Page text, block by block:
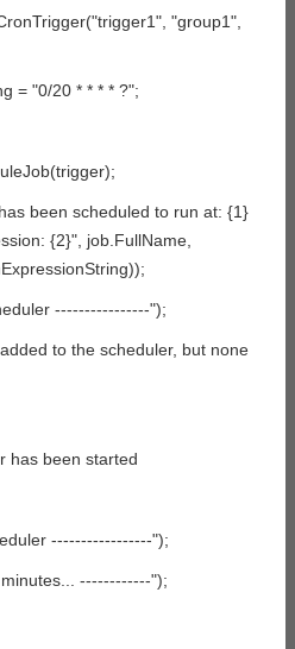
"group1",
= "0/20 * * * * ?";
been scheduled to run at: {1}
{2}", job.FullName,
----------------");
to the scheduler, but none
has been started
-----------------");
------------");